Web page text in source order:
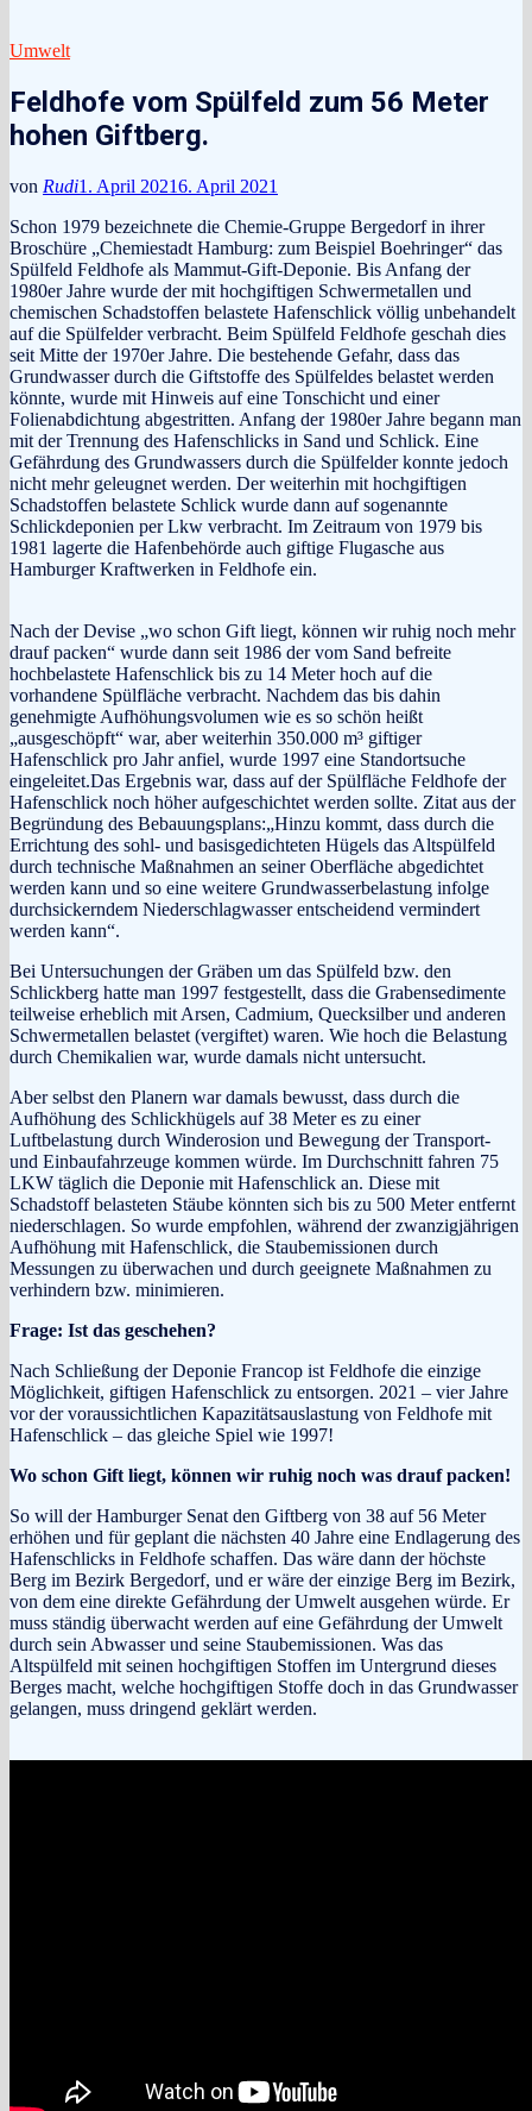
Umwelt
Feldhofe vom Spülfeld zum 56 Meter
hohen Giftberg.
von Rudi1. April 20216. April 2021
Schon 1979 bezeichnete die Chemie-Gruppe Bergedorf in ihrer
Broschüre „Chemiestadt Hamburg: zum Beispiel Boehringer“ das
Spülfeld Feldhofe als Mammut-Gift-Deponie. Bis Anfang der
1980er Jahre wurde der mit hochgiftigen Schwermetallen und
chemischen Schadstoffen belastete Hafenschlick völlig unbehandelt
auf die Spülfelder verbracht. Beim Spülfeld Feldhofe geschah dies
seit Mitte der 1970er Jahre. Die bestehende Gefahr, dass das
Grundwasser durch die Giftstoffe des Spülfeldes belastet werden
könnte, wurde mit Hinweis auf eine Tonschicht und einer
Folienabdichtung abgestritten. Anfang der 1980er Jahre begann man
mit der Trennung des Hafenschlicks in Sand und Schlick. Eine
Gefährdung des Grundwassers durch die Spülfelder konnte jedoch
nicht mehr geleugnet werden. Der weiterhin mit hochgiftigen
Schadstoffen belastete Schlick wurde dann auf sogenannte
Schlickdeponien per Lkw verbracht. Im Zeitraum von 1979 bis
1981 lagerte die Hafenbehörde auch giftige Flugasche aus
Hamburger Kraftwerken in Feldhofe ein.
Nach der Devise „wo schon Gift liegt, können wir ruhig noch mehr
drauf packen“ wurde dann seit 1986 der vom Sand befreite
hochbelastete Hafenschlick bis zu 14 Meter hoch auf die
vorhandene Spülfläche verbracht. Nachdem das bis dahin
genehmigte Aufhöhungsvolumen wie es so schön heißt
„ausgeschöpft“ war, aber weiterhin 350.000 m³ giftiger
Hafenschlick pro Jahr anfiel, wurde 1997 eine Standortsuche
eingeleitet.Das Ergebnis war, dass auf der Spülfläche Feldhofe der
Hafenschlick noch höher aufgeschichtet werden sollte. Zitat aus der
Begründung des Bebauungsplans:„Hinzu kommt, dass durch die
Errichtung des sohl- und basisgedichteten Hügels das Altspülfeld
durch technische Maßnahmen an seiner Oberfläche abgedichtet
werden kann und so eine weitere Grundwasserbelastung infolge
durchsickerndem Niederschlagwasser entscheidend vermindert
werden kann“.
Bei Untersuchungen der Gräben um das Spülfeld bzw. den
Schlickberg hatte man 1997 festgestellt, dass die Grabensedimente
teilweise erheblich mit Arsen, Cadmium, Quecksilber und anderen
Schwermetallen belastet (vergiftet) waren. Wie hoch die Belastung
durch Chemikalien war, wurde damals nicht untersucht.
Aber selbst den Planern war damals bewusst, dass durch die
Aufhöhung des Schlickhügels auf 38 Meter es zu einer
Luftbelastung durch Winderosion und Bewegung der Transport-
und Einbaufahrzeuge kommen würde. Im Durchschnitt fahren 75
LKW täglich die Deponie mit Hafenschlick an. Diese mit
Schadstoff belasteten Stäube könnten sich bis zu 500 Meter entfernt
niederschlagen. So wurde empfohlen, während der zwanzigjährigen
Aufhöhung mit Hafenschlick, die Staubemissionen durch
Messungen zu überwachen und durch geeignete Maßnahmen zu
verhindern bzw. minimieren.
Frage: Ist das geschehen?
Nach Schließung der Deponie Francop ist Feldhofe die einzige
Möglichkeit, giftigen Hafenschlick zu entsorgen. 2021 – vier Jahre
vor der voraussichtlichen Kapazitätsauslastung von Feldhofe mit
Hafenschlick – das gleiche Spiel wie 1997!
Wo schon Gift liegt, können wir ruhig noch was drauf packen!
So will der Hamburger Senat den Giftberg von 38 auf 56 Meter
erhöhen und für geplant die nächsten 40 Jahre eine Endlagerung des
Hafenschlicks in Feldhofe schaffen. Das wäre dann der höchste
Berg im Bezirk Bergedorf, und er wäre der einzige Berg im Bezirk,
von dem eine direkte Gefährdung der Umwelt ausgehen würde. Er
muss ständig überwacht werden auf eine Gefährdung der Umwelt
durch sein Abwasser und seine Staubemissionen. Was das
Altspülfeld mit seinen hochgiftigen Stoffen im Untergrund dieses
Berges macht, welche hochgiftigen Stoffe doch in das Grundwasser
gelangen, muss dringend geklärt werden.